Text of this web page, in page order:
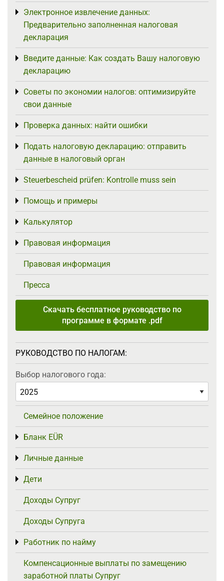
Электронное извлечение данных:
Предварительно заполненная налоговая
декларация
Toggle menu
Введите данные: Как создать Вашу налоговую
декларацию
Toggle menu
Советы по экономии налогов: оптимизируйте
свои данные
Toggle menu
Проверка данных: найти ошибки
Toggle menu
Подать налоговую декларацию: отправить
данные в налоговый орган
Toggle menu
Steuerbescheid prüfen: Kontrolle muss sein
Toggle menu
Помощь и примеры
Toggle menu
Калькулятор
Toggle menu
Правовая информация
Toggle menu
Правовая информация
Пресса
Скачать бесплатное руководство по
программе в формате .pdf
РУКОВОДСТВО ПО НАЛОГАМ:
Выбор налогового года:
Семейное положение
Бланк EÜR
Toggle menu
Личные данные
Toggle menu
Дети
Toggle menu
Доходы Супруг
Доходы Супруга
Работник по найму
Toggle menu
Компенсационные выплаты по замещению
заработной платы Супруг